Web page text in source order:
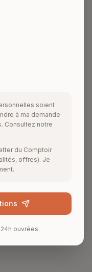
soient
à ma demande
Consultez notre
du Comptoir
offres). Je
ouvrées.
et
apprenez en
98%
Satisfaction
CPF